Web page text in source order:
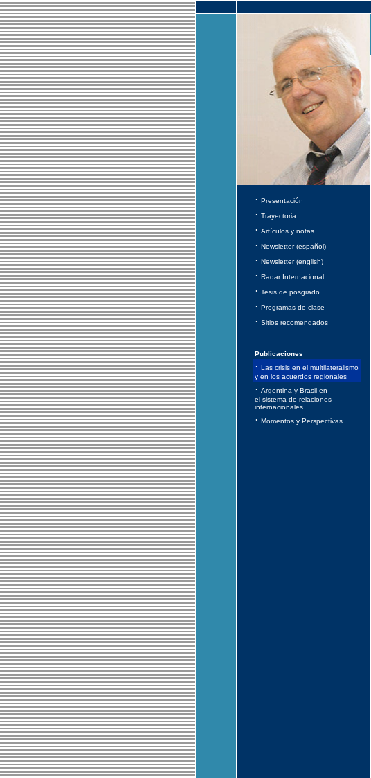
· Presentación
· Trayectoria
· Artículos y notas
· Newsletter (español)
· Newsletter (english)
· Radar Internacional
· Tesis de posgrado
· Programas de clase
· Sitios recomendados
Publicaciones
· Las crisis en el multilateralismo
y en los acuerdos regionales
· Argentina y Brasil en
el sistema de relaciones
internacionales
· Momentos y Perspectivas